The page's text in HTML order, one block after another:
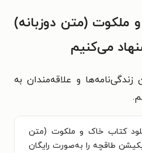
ملکوت (متن دوزبانه)
می‌کنیم
و علاقه‌مندان به
کتاب خاک و ملکوت (متن
طاقچه را به‌صورت رایگان